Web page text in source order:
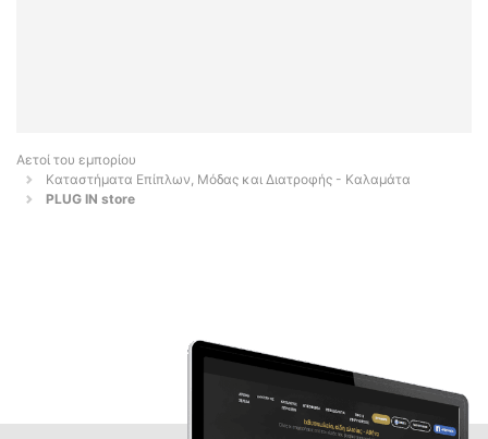
Αετοί του εμπορίου
Καταστήματα Επίπλων, Μόδας και Διατροφής - Καλαμάτα
PLUG IN store